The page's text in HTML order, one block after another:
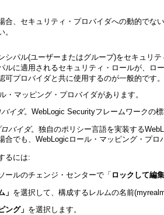
合、セキュリティ・プロバイダへの動的でな
シパル(ユーザーまたはグループ)をセキュリ
ルに適用されるセキュリティ・ロールが、
プロバイダと共に使用するのが一般的です。
マッピング・プロバイダがあります。
イダ。WebLogic Securityフレームワークの
バイダ。独自のポリシー言語を実装する
合でも、WebLogicロール・マッピング・プ
るには:
ールのチェンジ・センターで「 ロックして編集
」 を選択して、構成するレルムの名前
ング」 を選択します。